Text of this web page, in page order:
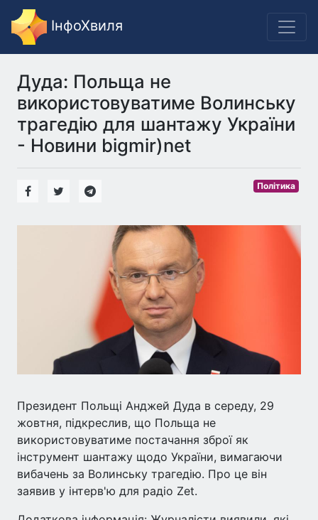
ІнфоХвиля
Дуда: Польща не
використовуватиме Волинську
трагедію для шантажу України
- Новини bigmir)net
Політика
Президент Польщі Анджей Дуда в середу, 29
жовтня, підкреслив, що Польща не
використовуватиме постачання зброї як
інструмент шантажу щодо України, вимагаючи
вибачень за Волинську трагедію. Про це він
заявив у інтерв'ю для радіо Zet.